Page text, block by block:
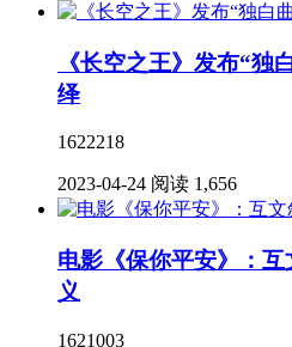
《长空之王》发布“独
绎
1622218
2023-04-24 阅读 1,656
电影《保你平安》：
义
1621003